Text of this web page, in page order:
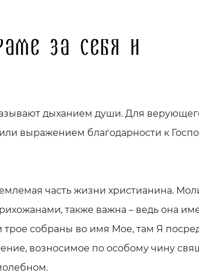
за себя и
выражением благодарности к
часть жизни христианина.
также важна – ведь она
трое собраны во имя Мое, там Я
возносимое по особому чину